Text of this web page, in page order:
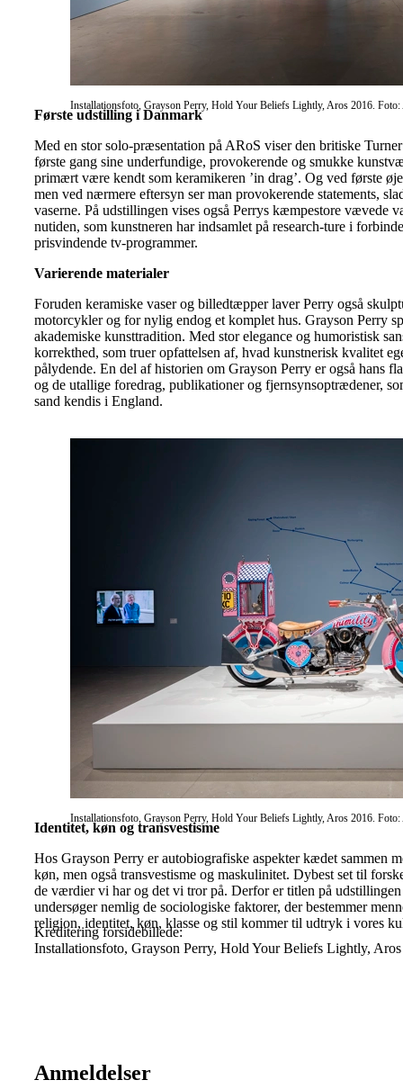
Installationsfoto, Grayson Perry, Hold Your Beliefs Lightly, Aros 2016. Foto:
Første udstilling i Danmark
Med en stor solo-præsentation på ARoS viser den britiske
første gang sine underfundige, provokerende og smukke
primært være kendt som keramikeren ’in drag’. Og ved første
men ved nærmere eftersyn ser man provokerende statements,
vaserne. På udstillingen vises også Perrys kæmpestore
nutiden, som kunstneren har indsamlet på research-ture i
prisvindende tv-programmer.
Varierende materialer
Foruden keramiske vaser og billedtæpper laver Perry også
motorcykler og for nylig endog et komplet hus. Grayson Perry
akademiske kunsttradition. Med stor elegance og humoristisk
korrekthed, som truer opfattelsen af, hvad kunstnerisk kvalitet
pålydende. En del af historien om Grayson Perry er også hans
og de utallige foredrag, publikationer og fjernsynsoptrædener,
sand kendis i England.
Installationsfoto, Grayson Perry, Hold Your Beliefs Lightly, Aros 2016. Foto:
Identitet, køn og transvestisme
Hos Grayson Perry er autobiografiske aspekter kædet sammen
køn, men også transvestisme og maskulinitet. Dybest set til
de værdier vi har og det vi tror på. Derfor er titlen på
undersøger nemlig de sociologiske faktorer, der bestemmer
religion, identitet, køn, klasse og stil kommer til udtryk i vores
Kreditering forsidebillede:
Installationsfoto, Grayson Perry, Hold Your Beliefs Lightly,
Anmeldelser